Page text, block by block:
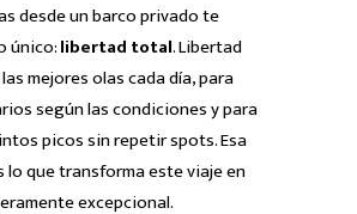
desde un barco privado te
único:libertad total. Libertad
mejores olas cada día, para
según las condiciones y para
picos sin repetir spots. Esa
lo que transforma este viaje en
excepcional.